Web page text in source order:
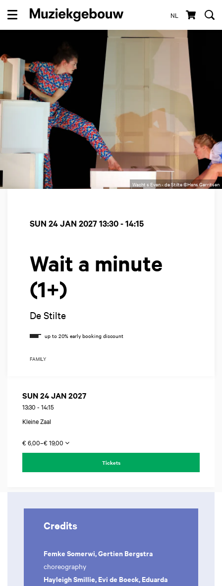
NL
Menu
Wacht s Even - de Stilte ©Hans Gerritsen
Wait a minute
(1+)
De Stilte
SUN 24 JAN 202713:30 - 14:15
FAMILY
SUN 24 JAN 2027
13:30 - 14:15
Kleine Zaal
€ 6,00–€ 19,00
Tickets
Credits
Femke Somerwi, Gertien Bergstra
choreography
Hayleigh Smillie, Evi de Boeck, Eduarda